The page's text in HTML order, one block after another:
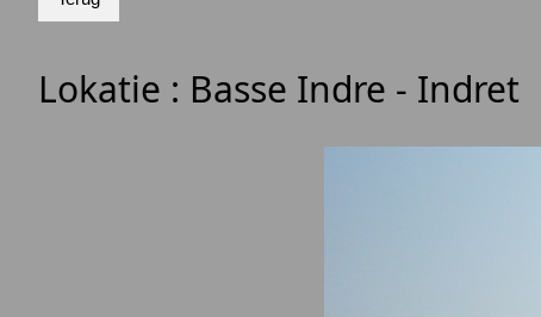
Lokatie : Basse Indre - Indret